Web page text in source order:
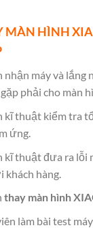
MÀN HÌNH
máy và lắng
phải cho màn
kĩ thuật kiểm tra
ứng.
kĩ thuật đưa ra lỗi
khách hàng.
thay màn hình
làm bài test